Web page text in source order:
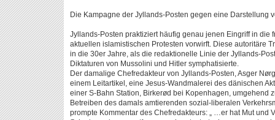
Die Kampagne der Jyllands-Posten gegen eine Darstellung
Jyllands-Posten praktiziert häufig genau jenen Eingriff in die
aktuellen islamistischen Protesten vorwirft. Diese autoritäre
in die 30er Jahre, als die redaktionelle Linie der Jyllands-
Diktaturen von Mussolini und Hitler symphatisierte.
Der damalige Chefredakteur von Jyllands-Posten, Asger
einem Leitartikel, eine Jesus-Wandmalerei des dänischen
einer S-Bahn Station, Birkerød bei Kopenhagen, umgehend
Betreiben des damals amtierenden sozial-liberalen
prompte Kommentar des Chefredakteurs: „ …er hat Mut und